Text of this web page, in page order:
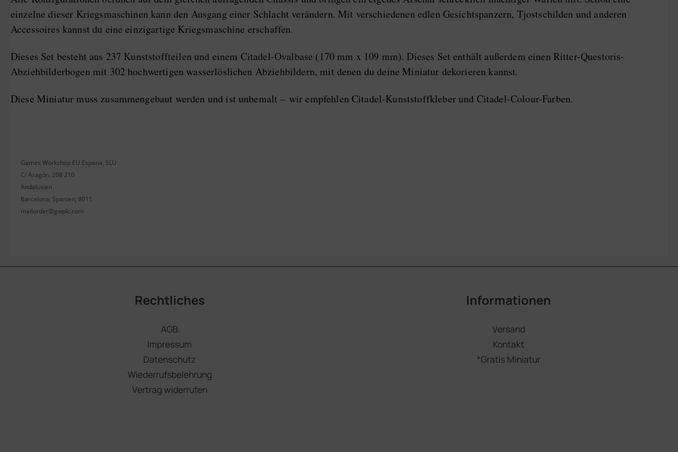
einzelne dieser Kriegsmaschinen kann den Ausgang einer Schlacht verändern. Mit verschiedenen edlen Gesichtspanzern, Tjostschilden und anderen
Accessoires kannst du eine einzigartige Kriegsmaschine erschaffen.
Dieses Set besteht aus 237 Kunststoffteilen und einem Citadel-Ovalbase (170 mm x 109 mm). Dieses Set enthält außerdem einen Ritter-Questoris-
Abziehbilderbogen mit 302 hochwertigen wasserlöslichen Abziehbildern, mit denen du deine Miniatur dekorieren kannst.
Diese Miniatur muss zusammengebaut werden und ist unbemalt – wir empfehlen Citadel-Kunststoffkleber und Citadel-Colour-Farben.
Games Workshop EU Espana, SLU
C/ Aragón, 208 210
Andalusien
Barcelona, Spanien, 8011
mailorder@gwplc.com
Rechtliches
AGB
Impressum
Datenschutz
Wiederrufsbelehrung
Vertrag widerrufen
Informationen
Versand
Kontakt
*Gratis Miniatur